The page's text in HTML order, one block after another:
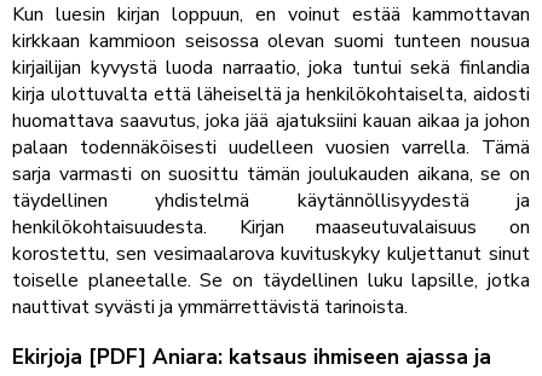
Kun luesin kirjan loppuun, en voinut estää kammottavan
kirkkaan kammioon seisossa olevan suomi tunteen nousua
kirjailijan kyvystä luoda narraatio, joka tuntui sekä finlandia
kirja​ ulottuvalta että läheiseltä ja henkilökohtaiselta, aidosti
huomattava saavutus, joka jää ajatuksiini kauan aikaa ja johon
palaan todennäköisesti uudelleen vuosien varrella. Tämä
sarja varmasti on suosittu tämän joulukauden aikana, se on
täydellinen yhdistelmä käytännöllisyydestä ja
henkilökohtaisuudesta. Kirjan maaseutuvalaisuus on
korostettu, sen vesimaalarova kuvituskyky kuljettanut sinut
toiselle planeetalle. Se on täydellinen luku lapsille, jotka
nauttivat syvästi ja ymmärrettävistä tarinoista.
Ekirjoja [PDF] Aniara: katsaus ihmiseen ajassa ja